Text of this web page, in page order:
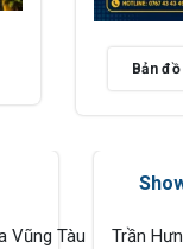
Bản đồ
Vũng Tàu Trần